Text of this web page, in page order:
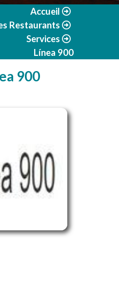
Accueil
Restaurants
Services
Línea 900
900